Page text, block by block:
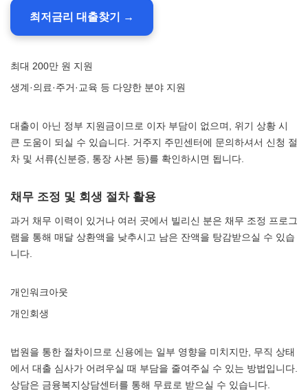
최저금리 대출찾기 →
최대 200만 원 지원
생계·의료·주거·교육 등 다양한 분야 지원
대출이 아닌 정부 지원금이므로 이자 부담이 없으며, 위기 상황 시
큰 도움이 되실 수 있습니다. 거주지 주민센터에 문의하셔서 신청 절
차 및 서류(신분증, 통장 사본 등)를 확인하시면 됩니다.
채무 조정 및 회생 절차 활용
과거 채무 이력이 있거나 여러 곳에서 빌리신 분은 채무 조정 프로그
램을 통해 매달 상환액을 낮추시고 남은 잔액을 탕감받으실 수 있습
니다.
개인워크아웃
개인회생
법원을 통한 절차이므로 신용에는 일부 영향을 미치지만, 무직 상태
에서 대출 심사가 어려우실 때 부담을 줄여주실 수 있는 방법입니다.
상담은 금융복지상담센터를 통해 무료로 받으실 수 있습니다.